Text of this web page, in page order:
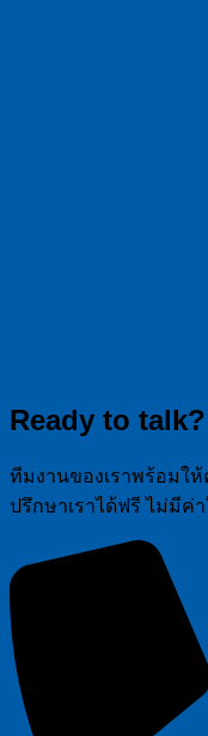
Ready to talk?
ทีมงานของเราพร้อมใ
ปรึกษาเราได้ฟรี ไม่มีค่